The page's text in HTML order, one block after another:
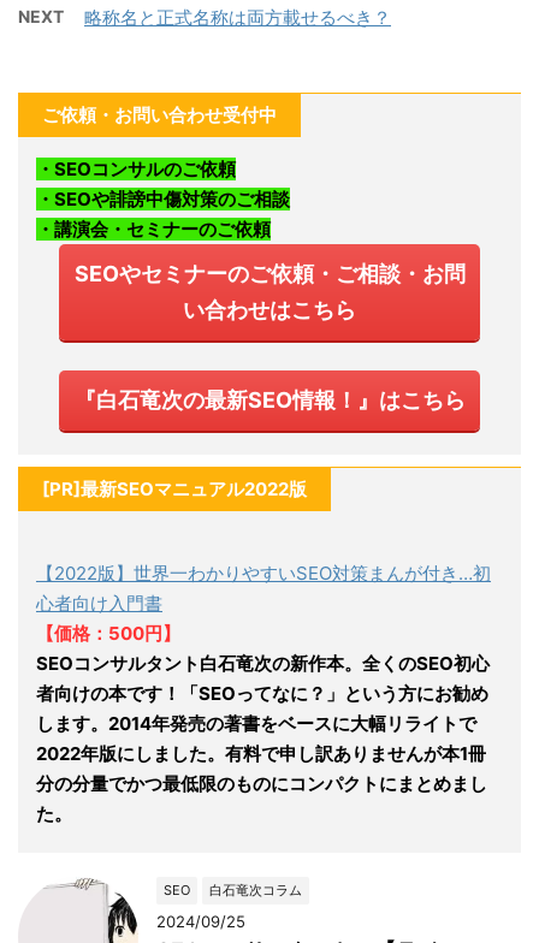
NEXT 略称名と正式名称は両方載せるべき？
ご依頼・お問い合わせ受付中
・SEOコンサルのご依頼
・SEOや誹謗中傷対策のご相談
・講演会・セミナーのご依頼
SEOやセミナーのご依頼・ご相談・お問
い合わせはこちら
『白石竜次の最新SEO情報！』はこちら
[PR]最新SEOマニュアル2022版
【2022版】世界一わかりやすいSEO対策まんが付き…初
心者向け入門書
【価格：500円】
SEOコンサルタント白石竜次の新作本。全くのSEO初心
者向けの本です！「SEOってなに？」という方にお勧め
します。2014年発売の著書をベースに大幅リライトで
2022年版にしました。有料で申し訳ありませんが本1冊
分の分量でかつ最低限のものにコンパクトにまとめまし
た。
SEO 白石竜次コラム
2024/09/25